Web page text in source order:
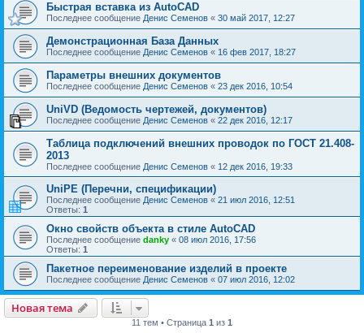
Быстрая вставка из AutoCAD
Последнее сообщение Денис Семенов « 30 май 2017, 12:27
Демонстрационная База Данных
Последнее сообщение Денис Семенов « 16 фев 2017, 18:27
Параметры внешних документов
Последнее сообщение Денис Семенов « 23 дек 2016, 10:54
UniVD (Ведомость чертежей, документов)
Последнее сообщение Денис Семенов « 22 дек 2016, 12:17
Таблица подключений внешних проводок по ГОСТ 21.408-
2013
Последнее сообщение Денис Семенов « 12 дек 2016, 19:33
UniPE (Перечни, спецификации)
Последнее сообщение Денис Семенов « 21 июл 2016, 12:51
Ответы: 1
Окно свойств объекта в стиле AutoCAD
Последнее сообщение danky « 08 июл 2016, 17:56
Ответы: 1
Пакетное переименование изделий в проекте
Последнее сообщение Денис Семенов « 07 июл 2016, 12:02
Новая тема
11 тем • Страница 1 из 1